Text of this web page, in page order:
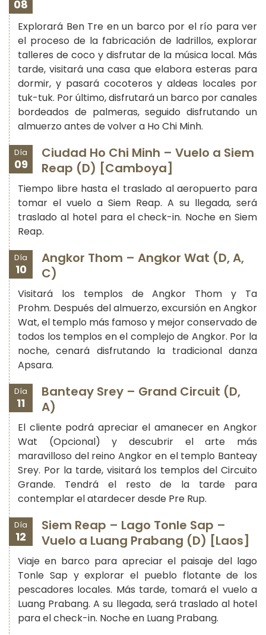
08
Explorará Ben Tre en un barco por el río para ver
el proceso de la fabricación de ladrillos, explorar
talleres de coco y disfrutar de la música local. Más
tarde, visitará una casa que elabora esteras para
dormir, y pasará cocoteros y aldeas locales por
tuk-tuk. Por último, disfrutará un barco por canales
bordeados de palmeras, seguido disfrutando un
almuerzo antes de volver a Ho Chi Minh.
Día
09
Ciudad Ho Chi Minh – Vuelo a Siem
Reap (D) [Camboya]
Tiempo libre hasta el traslado al aeropuerto para
tomar el vuelo a Siem Reap. A su llegada, será
traslado al hotel para el check-in. Noche en Siem
Reap.
Día
10
Angkor Thom – Angkor Wat (D, A,
C)
Visitará los templos de Angkor Thom y Ta
Prohm. Después del almuerzo, excursión en Angkor
Wat, el templo más famoso y mejor conservado de
todos los templos en el complejo de Angkor. Por la
noche, cenará disfrutando la tradicional danza
Apsara.
Día
11
Banteay Srey – Grand Circuit (D,
A)
El cliente podrá apreciar el amanecer en Angkor
Wat (Opcional) y descubrir el arte más
maravilloso del reino Angkor en el templo Banteay
Srey. Por la tarde, visitará los templos del Circuito
Grande. Tendrá el resto de la tarde para
contemplar el atardecer desde Pre Rup.
Día
12
Siem Reap – Lago Tonle Sap –
Vuelo a Luang Prabang (D) [Laos]
Viaje en barco para apreciar el paisaje del lago
Tonle Sap y explorar el pueblo flotante de los
pescadores locales. Más tarde, tomará el vuelo a
Luang Prabang. A su llegada, será traslado al hotel
para el check-in. Noche en Luang Prabang.